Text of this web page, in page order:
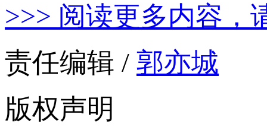
>>> 阅读更多内容，
责任编辑 / 郭亦城
版权声明